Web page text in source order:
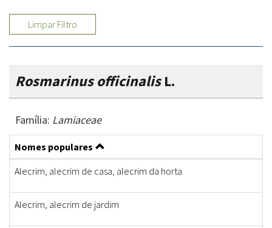
Limpar Filtro
Rosmarinus officinalisL.
Família: Lamiaceae
Nomes populares
Alecrim, alecrim de casa, alecrim da horta
Alecrim, alecrim de jardim